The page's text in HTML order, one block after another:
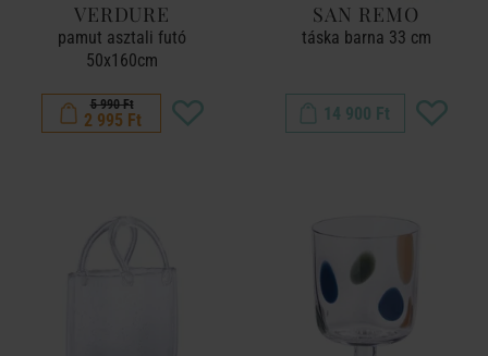
VERDURE
pamut asztali futó
50x160cm
5 990 Ft
2 995 Ft
SAN REMO
táska barna 33 cm
14 900 Ft